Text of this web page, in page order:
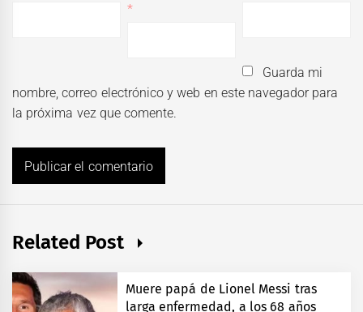
*
Guarda mi
nombre, correo electrónico y web en este navegador para
la próxima vez que comente.
Related Post
Muere papá de Lionel Messi tras
larga enfermedad, a los 68 años